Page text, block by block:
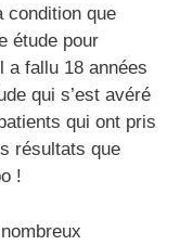
condition que
étude pour
a fallu 18 années
qui s’est avéré
qui ont pris
résultats que
!